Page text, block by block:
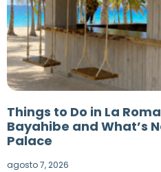
Things to Do in La
Bayahibe and What’s
Palace
agosto 7, 2026